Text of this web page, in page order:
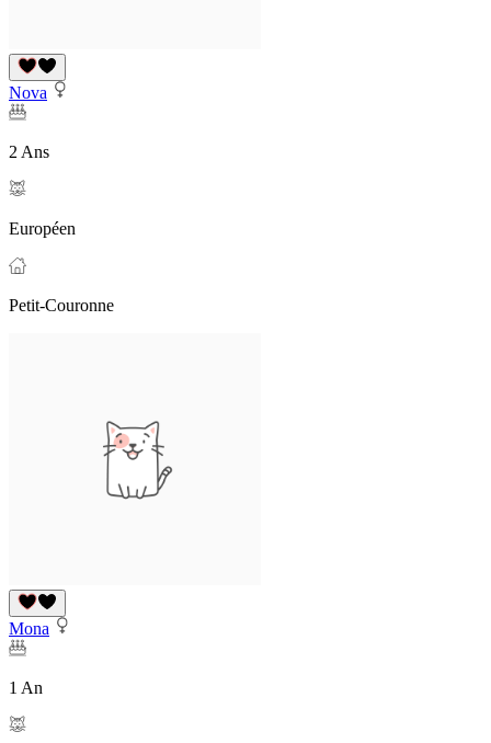
Nova
2 Ans
Européen
Petit-Couronne
Mona
1 An